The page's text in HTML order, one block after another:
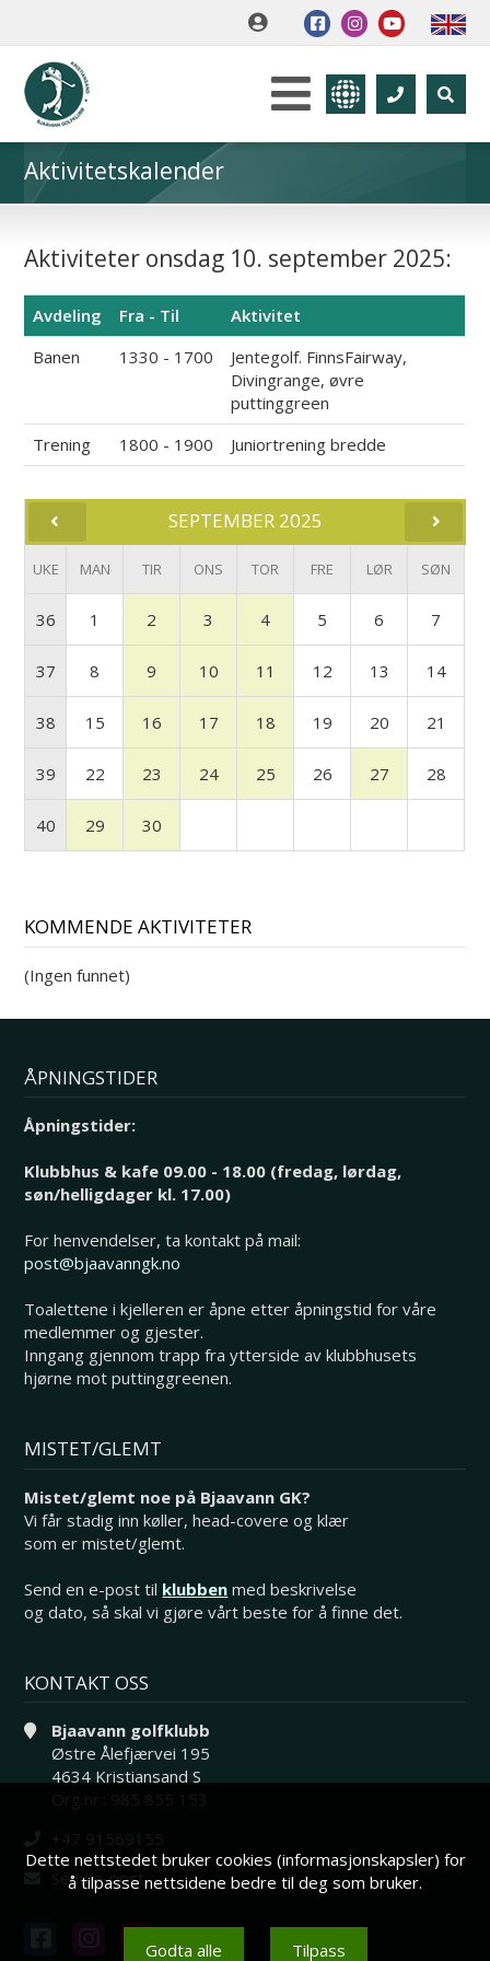
Aktivitetskalender
Aktiviteter onsdag 10. september 2025:
Avdeling Fra - Til
Aktivitet
Banen
1330 - 1700
Jentegolf. FinnsFairway,
Divingrange, øvre
puttinggreen
Trening
1800 - 1900 Juniortrening bredde
SEPTEMBER 2025
UKE MAN TIR ONS TOR FRE LØR SØN
36 1 2 3 4 5 6 7
37 8 9 10 11 12 13 14
38 15 16 17 18 19 20 21
39 22 23 24 25 26 27 28
40 29 30
KOMMENDE AKTIVITETER
(Ingen funnet)
ÅPNINGSTIDER
Åpningstider:
Klubbhus & kafe 09.00 - 18.00 (fredag, lørdag,
søn/helligdager kl. 17.00)
For henvendelser, ta kontakt på mail:
post@bjaavanngk.no
Toalettene i kjelleren er åpne etter åpningstid for våre
medlemmer og gjester.
Inngang gjennom trapp fra ytterside av klubbhusets
hjørne mot puttinggreenen.
MISTET/GLEMT
Mistet/glemt noe på Bjaavann GK?
Vi får stadig inn køller, head-covere og klær
som er mistet/glemt.
Send en e-post til klubben med beskrivelse
og dato, så skal vi gjøre vårt beste for å finne det.
KONTAKT OSS
Bjaavann golfklubb
Østre Ålefjærvei 195
4634 Kristiansand S
Send e-post
Dette nettstedet bruker cookies (informasjonskapsler) for
å tilpasse nettsidene bedre til deg som bruker.
Godta alle Tilpass